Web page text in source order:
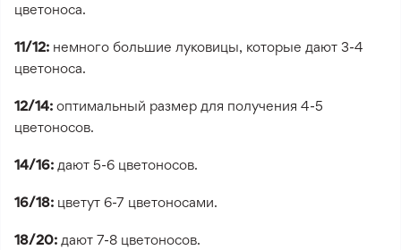
цветоноса.
11/12: немного большие луковицы, которые дают 3-4
цветоноса.
12/14: оптимальный размер для получения 4-5
цветоносов.
14/16: дают 5-6 цветоносов.
16/18: цветут 6-7 цветоносами.
18/20: дают 7-8 цветоносов.